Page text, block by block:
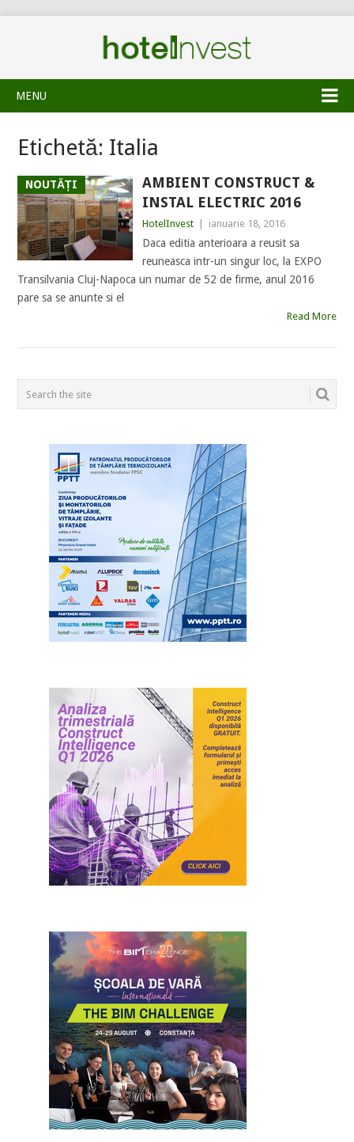
MENU
Etichetă: Italia
NOUTĂȚI
AMBIENT CONSTRUCT &
INSTAL ELECTRIC 2016
HotelInvest ianuarie 18, 2016
Daca editia anterioara a reusit sa
reuneasca intr-un singur loc, la EXPO
Transilvania Cluj-Napoca un numar de 52 de firme, anul 2016
pare sa se anunte si el
Read More
POSTS
NAVIGATION